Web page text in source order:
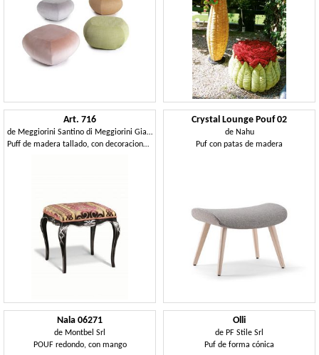
Art. 716
de Meggiorini Santino di Meggiorini Giampietro e C. Snc
Puff de madera tallado, con decoraciones de hoja de plata
Crystal Lounge Pouf 02
de Nahu
Puf con patas de madera
Nala 06271
de Montbel Srl
POUF redondo, con mango
Olli
de PF Stile Srl
Puf de forma cónica